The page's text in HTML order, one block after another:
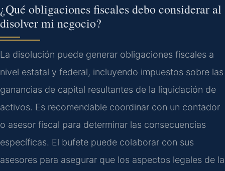
¿Qué obligaciones fiscales debo considerar al
disolver mi negocio?
La disolución puede generar obligaciones fiscales a
nivel estatal y federal, incluyendo impuestos sobre las
ganancias de capital resultantes de la liquidación de
activos. Es recomendable coordinar con un contador
o asesor fiscal para determinar las consecuencias
específicas. El bufete puede colaborar con sus
asesores para asegurar que los aspectos legales de la